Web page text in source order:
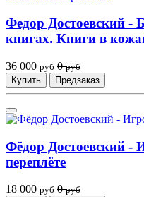
Федор Достоевский -
книгах. Книги в
36 000 руб 0 руб
Купить
Предзаказ
Фёдор Достоевский -
переплёте
18 000 руб 0 руб